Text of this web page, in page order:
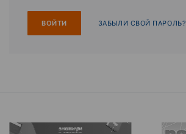
ЗАБЫЛИ СВОЙ ПАРОЛЬ?